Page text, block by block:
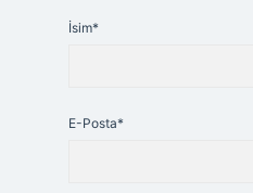
İsim*
E-Posta*